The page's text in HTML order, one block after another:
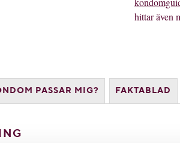
hittar även
PASSAR MIG? FAKTABLAD